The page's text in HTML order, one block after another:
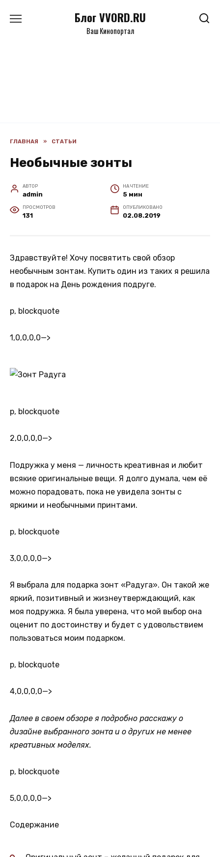
Блог VVORD.RU
Ваш Кинопортал
ГЛАВНАЯ » СТАТЬИ
Необычные зонты
АВТОР
admin
НА ЧТЕНИЕ
5 мин
ПРОСМОТРОВ
131
ОПУБЛИКОВАНО
02.08.2019
Здравствуйте! Хочу посвятить свой обзор
необычным зонтам. Купить один из таких я решила
в подарок на День рождения подруге.
p, blockquote
1,0,0,0,0—>
p, blockquote
2,0,0,0,0—>
Подружка у меня — личность креативная и любит
всякие оригинальные вещи. Я долго думала, чем её
можно порадовать, пока не увидела зонты с
яркими и необычными принтами.
p, blockquote
3,0,0,0,0—>
Я выбрала для подарка зонт «Радуга». Он такой же
яркий, позитивный и жизнеутверждающий, как
моя подружка. Я была уверена, что мой выбор она
оценит по достоинству и будет с удовольствием
пользоваться моим подарком.
p, blockquote
4,0,0,0,0—>
Далее в своем обзоре я подробно расскажу о
дизайне выбранного зонта и о других не менее
креативных моделях.
p, blockquote
5,0,0,0,0—>
Содержание